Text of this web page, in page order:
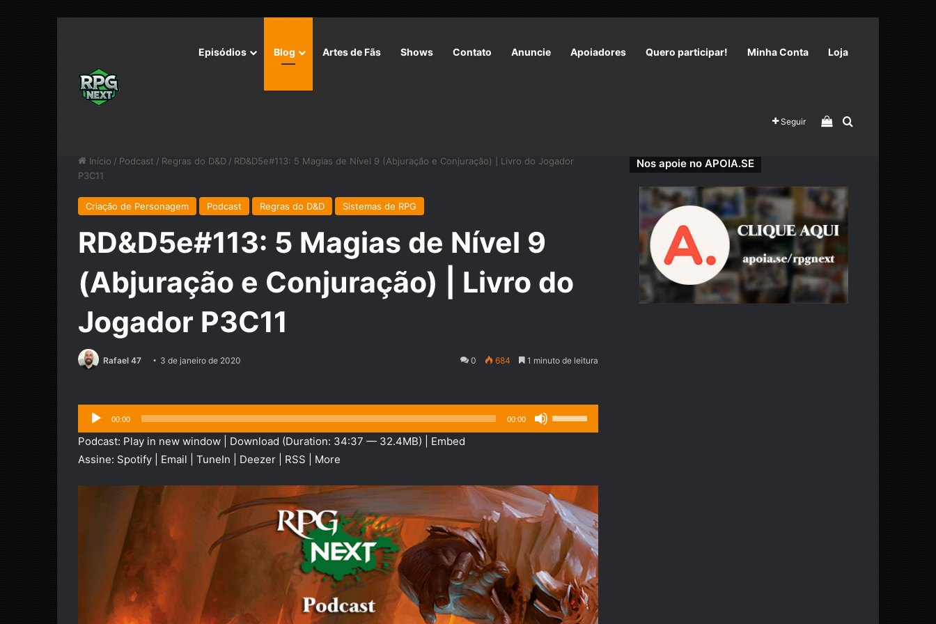
Episódios Blog Artes de Fãs Shows Contato Anuncie Apoiadores Quero participar! Minha Conta Loja
Seguir Veja seu carrinho
Procurar por
Início / Podcast / Regras do D&D / RD&D5e#113: 5 Magias de Nível 9 (Abjuração e Conjuração) | Livro do Jogador
P3C11
Criação de Personagem Podcast Regras do D&D Sistemas de RPG
RD&D5e#113: 5 Magias de Nível 9
(Abjuração e Conjuração) | Livro do
Jogador P3C11
Rafael 47 3 de janeiro de 2020 0 684 1 minuto de leitura
Tocador
de
áudio
00:00 00:00
as
ou
para
baixo
para
aumentar
ou
diminuir
Podcast: Play in new window Download (Duration: 34:37 — 32.4MB) | Embed
Assine: Spotify Email TuneIn Deezer RSS More
Nos apoie no APOIA.SE